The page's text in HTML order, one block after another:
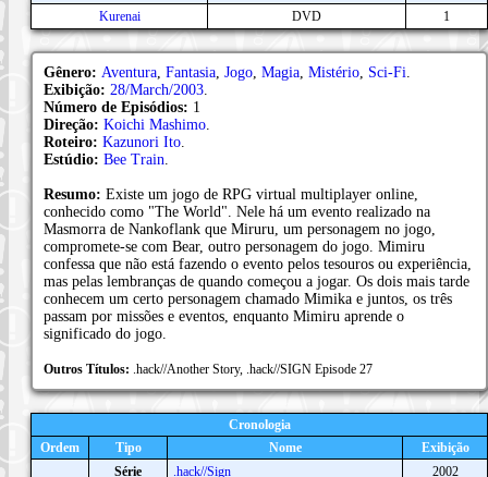
Kurenai
DVD 1
Gênero: Aventura Fantasia Jogo Magia Mistério Sci-Fi
Exibição: 28/March/2003
Número de Episódios: 1
Direção: Koichi Mashimo
Roteiro: Kazunori Ito
Estúdio: Bee Train
Resumo: Existe um jogo de RPG virtual multiplayer online,
conhecido como "The World". Nele há um evento realizado na
Masmorra de Nankoflank que Miruru, um personagem no jogo,
compromete-se com Bear, outro personagem do jogo. Mimiru
confessa que não está fazendo o evento pelos tesouros ou experiência,
mas pelas lembranças de quando começou a jogar. Os dois mais tarde
conhecem um certo personagem chamado Mimika e juntos, os três
passam por missões e eventos, enquanto Mimiru aprende o
significado do jogo.
Outros Títulos: .hack//Another Story, .hack//SIGN Episode 27
Cronologia
Ordem
Tipo Nome Exibição
Série .hack//Sign
2002